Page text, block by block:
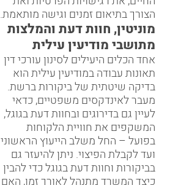
החיים, את רגישויות הפרטיות ואת
הצורך בתיאום זמנים וגישה מותאמת.
מוניטין, חוות דעת והמלצות
מתושבי מודיעין עילית
אחד הכלים היעילים לסינון עורכי דין
תאונות עבודה במודיעין עילית הוא
בדיקה שיטתית של ביקורות ברשת.
מעבר לאינדקסים משפטיים, כדאי
לעיין גם בדירוגים ובחוות דעת בגוגל,
המשקפים את חוויית הלקוחות
בפועל – החל משלב הייעוץ הראשוני
ועד לקבלת הפיצוי. ניתן להיעזר גם
בביקורות וחוות דעת בגוגל כדי להבין